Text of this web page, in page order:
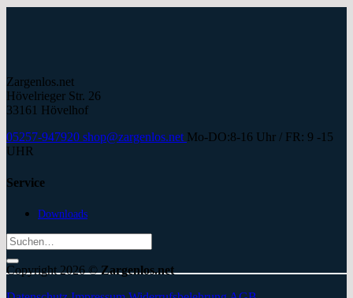
Zargenlos.net
Hövelrieger Str. 26
33161 Hövelhof
05257-947920 shop@zargenlos.net Mo-DO:8-16 Uhr / FR: 9 -15
UHR
Service
Downloads
Suchen
nach:
Copyright 2026 ©Zargenlos.net